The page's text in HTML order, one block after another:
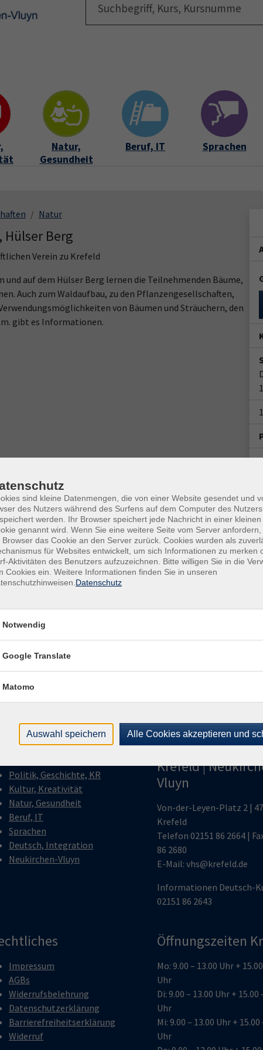
Natur,
Gesundheit
Beruf, IT Sprachen
Natur
Hülser Berg
Verein zu Krefeld
und auf dem Hülser Berg lernen die Teilnehmenden Bäume,
Auch zum Waldaufbau, zu den Pflanzengesellschaften,
von Bäumen und Sträuchern, den
gibt es Informationen.
Politik, Geschichte, KR
Kultur, Kreativität
Natur, Gesundheit
Beruf, IT
Sprachen
Deutsch, Integration
Neukirchen-Vluyn
Volkshochschule
Krefeld |
Vluyn
Von-der-Leyen-Platz 2 |
Krefeld
Telefon 02151 86 2664 |
86 2680
E-Mail: vhs@krefeld.de
Informationen Deutsch-
02151 86 2643
Impressum
AGBs
Widerrufsbelehrung
Datenschutzerklärung
Barrierefreiheitserklärung
Widerruf
Öffnungszeiten
Mo: 9.00 – 13.00 Uhr +
Uhr
Di: 9.00 – 13.00 Uhr + 15.00
Uhr
Mi: 9.00 – 13.00 Uhr + 15.00
Uhr
sind kleine Datenmengen, die von einer Website gesendet und
des Nutzers während des Surfens auf dem Computer des Nutzers
werden. Ihr Browser speichert jede Nachricht in einer kleinen
genannt wird. Wenn Sie eine weitere Seite vom Server
Browser das Cookie an den Server zurück. Cookies wurden als
für Websites entwickelt, um sich Informationen zu merken
Aktivitäten des Benutzers aufzuzeichnen. Bitte willigen Sie in die
Cookies ein. Weitere Informationen finden Sie in unseren
Datenschutz
Notwendig
Google Translate
Matomo
Auswahl speichern Alle Cookies akzeptieren und